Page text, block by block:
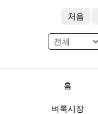
처음
홈
벼룩시장